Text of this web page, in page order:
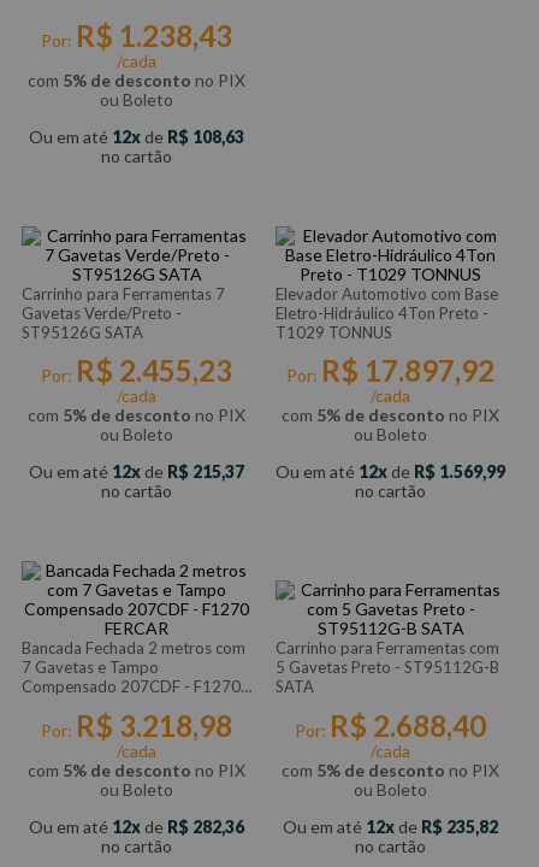
Por: R$ 1.238,43
/cada
com 5% de desconto no PIX
ou Boleto
Ou em até 12 de R$ 108,63
no cartão
Carrinho para Ferramentas 7
Gavetas Verde/Preto -
ST95126G SATA
Por: R$ 2.455,23
/cada
com 5% de desconto no PIX
ou Boleto
Ou em até 12 de R$ 215,37
no cartão
Elevador Automotivo com Base
Eletro-Hidráulico 4Ton Preto -
T1029 TONNUS
Por: R$ 17.897,92
/cada
com 5% de desconto no PIX
ou Boleto
Ou em até 12 de R$ 1.569,99
no cartão
Bancada Fechada 2 metros com
7 Gavetas e Tampo
Compensado 207CDF - F1270
Por: R$ 3.218,98
/cada
com 5% de desconto no PIX
ou Boleto
Ou em até 12 de R$ 282,36
no cartão
Carrinho para Ferramentas com
5 Gavetas Preto - ST95112G-B
SATA
Por: R$ 2.688,40
/cada
com 5% de desconto no PIX
ou Boleto
Ou em até 12 de R$ 235,82
no cartão